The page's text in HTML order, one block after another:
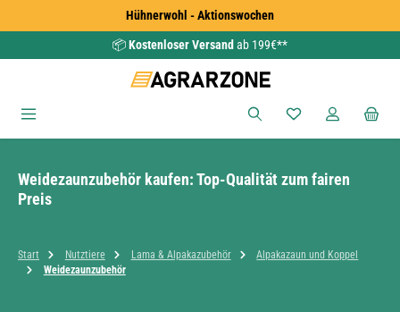
Zum Hauptinhalt springenHühnerwohl - Aktionswochen
📦Kostenloser Versand ab 199€**
Du hast 0
Weidezaunzubehör kaufen: Top-Qualität zum fairen
Preis
Start Nutztiere Lama & Alpakazubehör
Alpakazaun und Koppel
Weidezaunzubehör